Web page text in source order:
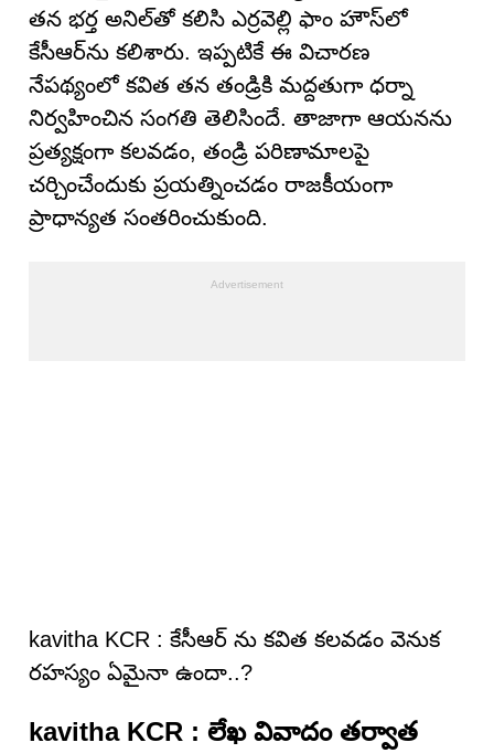
తన భర్త అనిల్‌తో కలిసి ఎర్రవెల్లి ఫాం హౌస్‌లో
కేసీఆర్‌ను కలిశారు. ఇప్పటికే ఈ విచారణ
నేపథ్యంలో కవిత తన తండ్రికి మద్దతుగా ధర్నా
నిర్వహించిన సంగతి తెలిసిందే. తాజాగా ఆయనను
ప్రత్యక్షంగా కలవడం, తండ్రి పరిణామాలపై
చర్చించేందుకు ప్రయత్నించడం రాజకీయంగా
ప్రాధాన్యత సంతరించుకుంది.
kavitha KCR : కేసీఆర్ ను కవిత కలవడం వెనుక
రహస్యం ఏమైనా ఉందా..?
kavitha KCR : లేఖ వివాదం తర్వాత